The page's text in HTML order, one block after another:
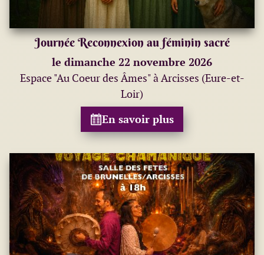
Journée Reconnexion au féminin sacré
le dimanche 22 novembre 2026
Espace "Au Coeur des Âmes" à Arcisses (Eure-et-
Loir)
En savoir plus